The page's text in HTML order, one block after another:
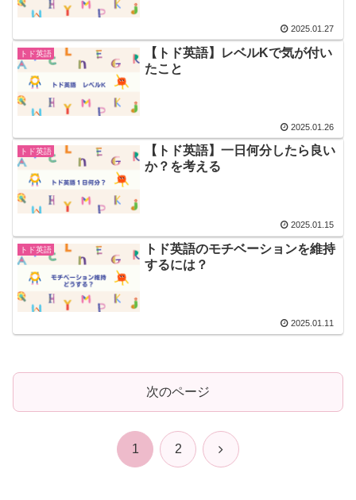
2025.01.27
トド英語
【トド英語】レベルKで気が付い
たこと
2025.01.26
トド英語
【トド英語】一日何分したら良い
か？を考える
2025.01.15
トド英語
トド英語のモチベーションを維持
するには？
2025.01.11
次のページ
1 2 次